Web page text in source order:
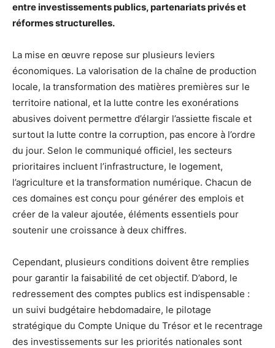
entre investissements publics, partenariats privés et
réformes structurelles.
La mise en œuvre repose sur plusieurs leviers
économiques. La valorisation de la chaîne de production
locale, la transformation des matières premières sur le
territoire national, et la lutte contre les exonérations
abusives doivent permettre d’élargir l’assiette fiscale et
surtout la lutte contre la corruption, pas encore à l’ordre
du jour. Selon le communiqué officiel, les secteurs
prioritaires incluent l’infrastructure, le logement,
l’agriculture et la transformation numérique. Chacun de
ces domaines est conçu pour générer des emplois et
créer de la valeur ajoutée, éléments essentiels pour
soutenir une croissance à deux chiffres.
Cependant, plusieurs conditions doivent être remplies
pour garantir la faisabilité de cet objectif. D’abord, le
redressement des comptes publics est indispensable :
un suivi budgétaire hebdomadaire, le pilotage
stratégique du Compte Unique du Trésor et le recentrage
des investissements sur les priorités nationales sont